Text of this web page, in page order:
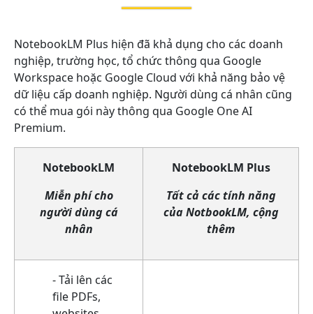
NotebookLM Plus hiện đã khả dụng cho các doanh
nghiệp, trường học, tổ chức thông qua Google
Workspace hoặc Google Cloud với khả năng bảo vệ
dữ liệu cấp doanh nghiệp. Người dùng cá nhân cũng
có thể mua gói này thông qua Google One AI
Premium.
NotebookLM
Miễn phí cho
người dùng cá
nhân
NotebookLM Plus
Tất cả các tính năng
của NotbookLM, cộng
thêm
- Tải lên các
file PDFs,